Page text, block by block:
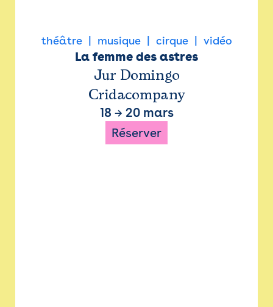
théâtre musique cirque vidéo
La femme des astres
Jur Domingo
Cridacompany
18 → 20 mars
Réserver